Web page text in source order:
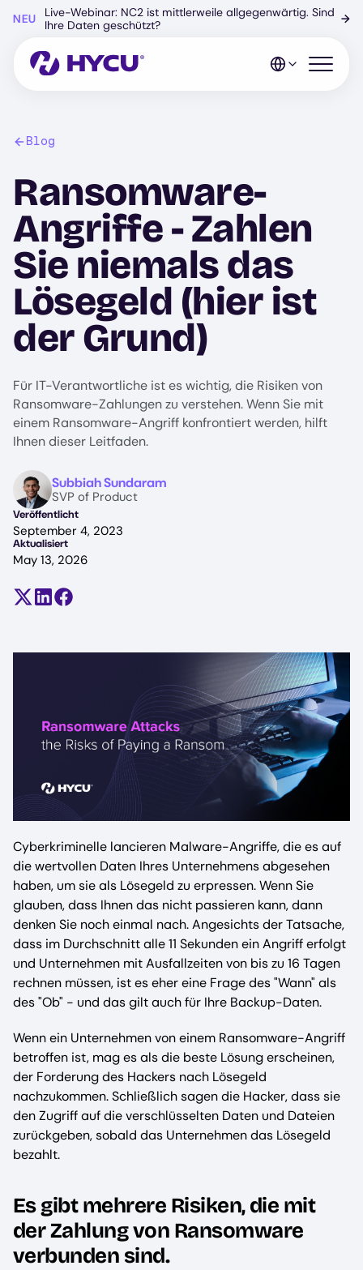
Hauptinhalt
NEU
Live-Webinar: NC2 ist mittlerweile allgegenwärtig. Sind
Ihre Daten geschützt?
→
Mobiles
Blog
Ransomware-
Angriffe - Zahlen
Sie niemals das
Lösegeld (hier ist
der Grund)
Für IT-Verantwortliche ist es wichtig, die Risiken von
Ransomware-Zahlungen zu verstehen. Wenn Sie mit
einem Ransomware-Angriff konfrontiert werden, hilft
Ihnen dieser Leitfaden.
ImageSubbiah Sundaram
SVP of Product
Veröffentlicht
September 4, 2023
Aktualisiert
May 13, 2026
Teilen auf X (früher Twitter)
Auf LinkedIn teilen
Auf Facebook teilen
Cyberkriminelle lancieren Malware-Angriffe, die es auf
die wertvollen Daten Ihres Unternehmens abgesehen
haben, um sie als Lösegeld zu erpressen. Wenn Sie
glauben, dass Ihnen das nicht passieren kann, dann
denken Sie noch einmal nach. Angesichts der Tatsache,
dass im Durchschnitt alle 11 Sekunden ein Angriff erfolgt
und Unternehmen mit Ausfallzeiten von bis zu 16 Tagen
rechnen müssen, ist es eher eine Frage des "Wann" als
des "Ob" - und das gilt auch für Ihre Backup-Daten.
Wenn ein Unternehmen von einem Ransomware-Angriff
betroffen ist, mag es als die beste Lösung erscheinen,
der Forderung des Hackers nach Lösegeld
nachzukommen. Schließlich sagen die Hacker, dass sie
den Zugriff auf die verschlüsselten Daten und Dateien
zurückgeben, sobald das Unternehmen das Lösegeld
bezahlt.
Es gibt mehrere Risiken, die mit
der Zahlung von Ransomware
verbunden sind.